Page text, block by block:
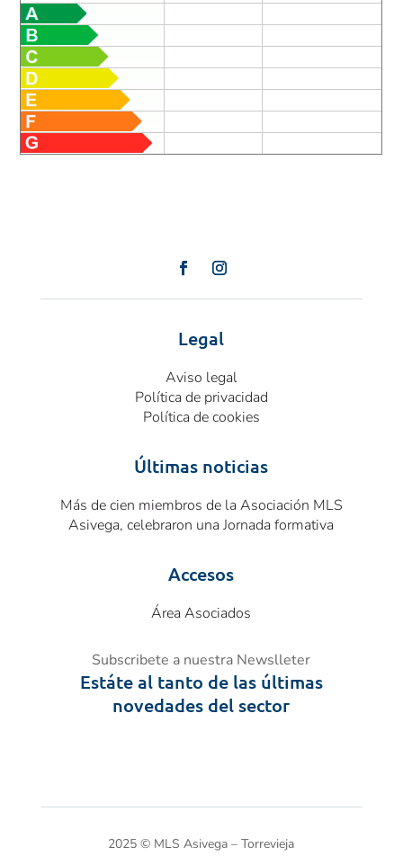
Legal
Aviso legal
Política de privacidad
Política de cookies
Últimas noticias
Más de cien miembros de la Asociación MLS
Asivega, celebraron una Jornada formativa
Accesos
Área Asociados
Subscribete a nuestra Newslleter
Estáte al tanto de las últimas
novedades del sector
2025© MLS Asivega – Torrevieja